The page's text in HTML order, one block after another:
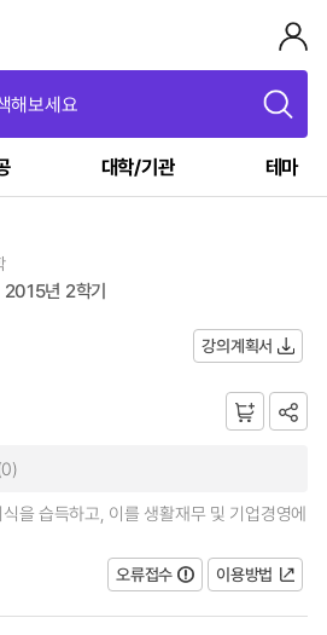
해보세요
대학/기관 테마
2015년 2학기
강의계획서
을 습득하고, 이를 생활재무 및 기업경영에
오류접수
이용방법